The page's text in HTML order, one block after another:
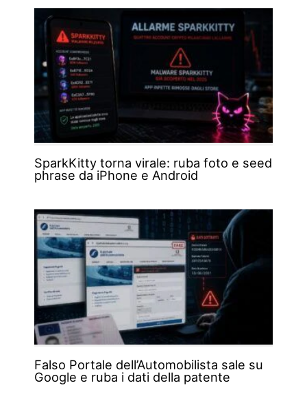
SparkKitty torna virale: ruba foto e seed
phrase da iPhone e Android
Falso Portale dell’Automobilista sale su
Google e ruba i dati della patente